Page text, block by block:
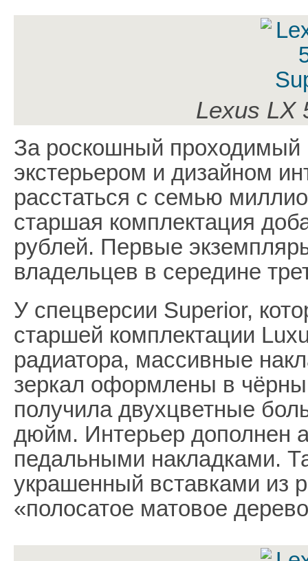
Lexus LX
За роскошный проходимый
экстерьером и дизайном
расстаться с семью
старшая комплектация
рублей. Первые
владельцев в середине
У спецверсии Superior,
старшей комплектации
радиатора, массивные
зеркал оформлены в
получила двухцветные
дюйм. Интерьер дополнен
педальными накладками.
украшенный вставками из
«полосатое матовое